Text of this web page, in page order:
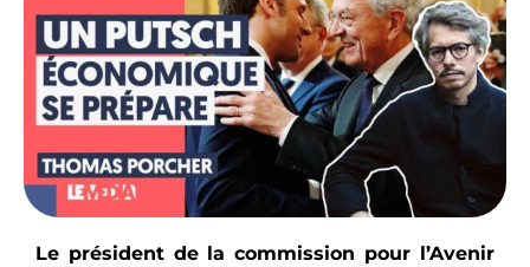
Le président de la commission pour l’Avenir